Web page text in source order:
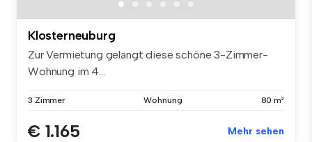
Klosterneuburg
Zur Vermietung gelangt diese schöne 3-Zimmer-
Wohnung im 4...
3 Zimmer Wohnung 80 m²
€ 1.165 Mehr sehen